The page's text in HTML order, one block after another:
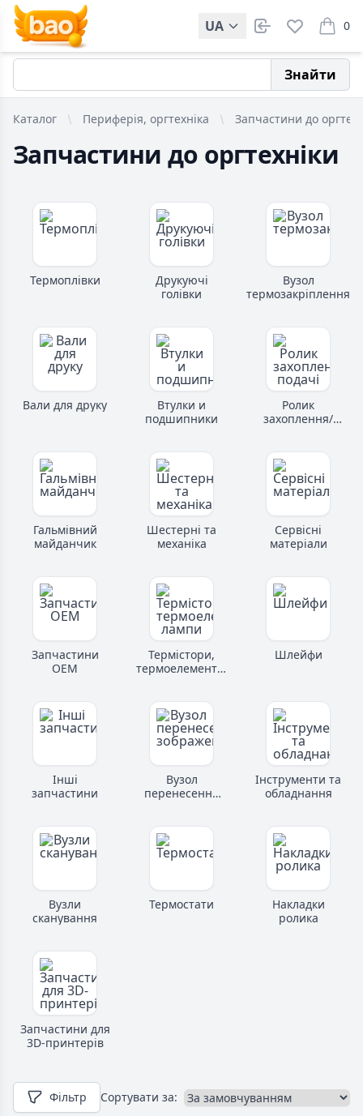
UA 0
items
Знайти
Каталог Периферія, оргтехніка Запчастини до
Запчастини до оргтехніки
Термоплівки
Друкуючі
голівки
Вузол
термозакріплення
Вали для друку
Втулки и
подшипники
Ролик
захоплення/
Гальмівний
майданчик
Шестерні та
механіка
Сервісні
матеріали
Запчастини
OEM
Термістори,
термоелементи,
Шлейфи
Інші
запчастини
Вузол
перенесення
Інструменти та
обладнання
Вузли
сканування
Термостати
Накладки
ролика
Запчастини для
3D-принтерів
Фільтр Сортувати за: